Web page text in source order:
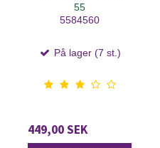
55
5584560
På lager (7 st.)
449,00 SEK